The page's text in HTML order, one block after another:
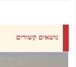
נושאים קשורים